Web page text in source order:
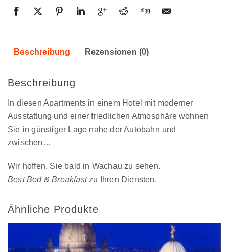
Beschreibung Rezensionen (0)
Beschreibung
In diesen Apartments in einem Hotel mit moderner
Ausstattung und einer friedlichen Atmosphäre wohnen
Sie in günstiger Lage nahe der Autobahn und
zwischen…
Wir hoffen, Sie bald in Wachau zu sehen.
Best Bed & Breakfastzu Ihren Diensten.
Ähnliche Produkte